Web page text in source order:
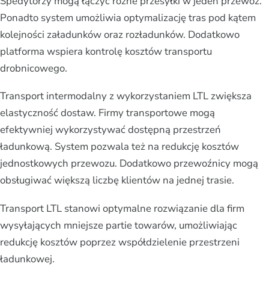
Ponadto system umożliwia optymalizację tras pod kątem
kolejności załadunków oraz rozładunków. Dodatkowo
platforma wspiera kontrolę kosztów transportu
drobnicowego.
Transport intermodalny z wykorzystaniem LTL zwiększa
elastyczność dostaw. Firmy transportowe mogą
efektywniej wykorzystywać dostępną przestrzeń
ładunkową. System pozwala też na redukcję kosztów
jednostkowych przewozu. Dodatkowo przewoźnicy mogą
obsługiwać większą liczbę klientów na jednej trasie.
Transport LTL stanowi optymalne rozwiązanie dla firm
wysyłających mniejsze partie towarów, umożliwiając
redukcję kosztów poprzez współdzielenie przestrzeni
ładunkowej.